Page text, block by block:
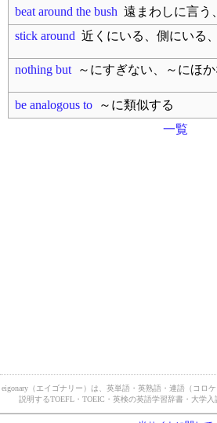
beat around the bush 遠まわしに言う
stick around 近くにいる、側にいる
nothing but ～にすぎない、～にほ
be analogous to ～に類似する
一覧
eigonary（エイゴナリー）は、英単語・英熟語・連語（コロ
説明するTOEFL・TOEIC・英検の英語学習辞書・大学入